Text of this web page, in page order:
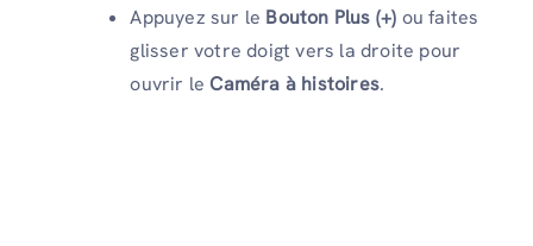
Appuyez sur le Bouton Plus (+) ou faites
glisser votre doigt vers la droite pour
ouvrir leCaméra à histoires.